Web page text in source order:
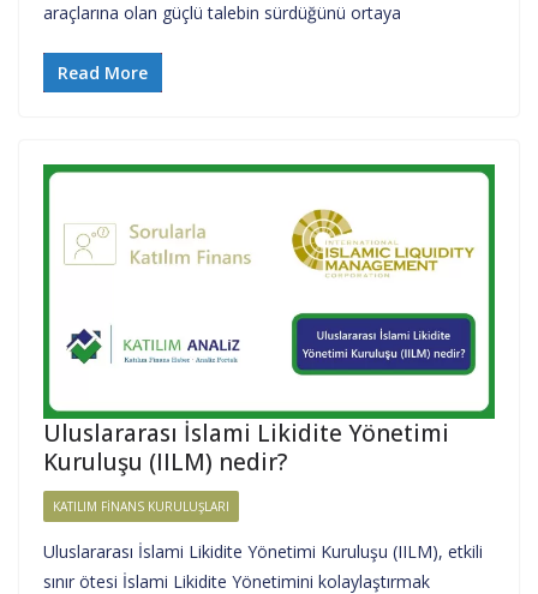
araçlarına olan güçlü talebin sürdüğünü ortaya
Read More
Uluslararası İslami Likidite Yönetimi
Kuruluşu (IILM) nedir?
KATILIM FINANS KURULUŞLARI
Uluslararası İslami Likidite Yönetimi Kuruluşu (IILM), etkili
sınır ötesi İslami Likidite Yönetimini kolaylaştırmak